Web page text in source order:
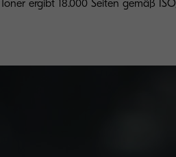
ergibt 18.000 Seiten gemäß